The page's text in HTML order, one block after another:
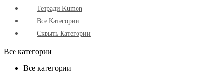
Тетради Kumon
Все Категории
Скрыть Категории
Все категории
Все категории